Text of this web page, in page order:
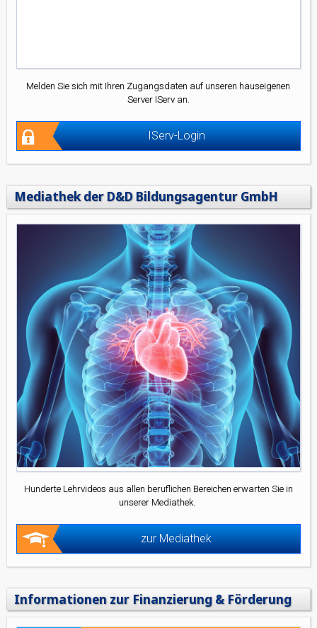
Melden Sie sich mit Ihren Zugangsdaten auf unseren hauseigenen
Server IServ an.
IServ-Login
Mediathek der D&D Bildungsagentur GmbH
Hunderte Lehrvideos aus allen beruflichen Bereichen erwarten Sie in
unserer Mediathek.
zur Mediathek
Informationen zur Finanzierung & Förderung